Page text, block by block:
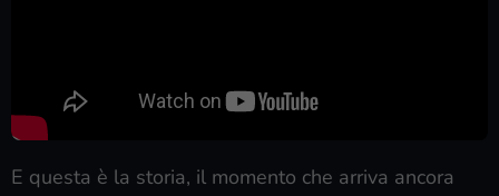
E questa è la storia, il momento che arriva ancora